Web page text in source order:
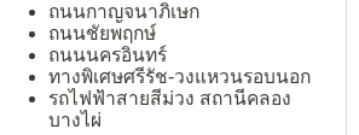
ถนนกาญจนาภิเษก
ถนนชัยพฤกษ์
ถนนนครอินทร์
ทางพิเศษศรีรัช-วงแหวนรอบนอก
รถไฟฟ้าสายสีม่วง สถานีคลอง
บางไผ่